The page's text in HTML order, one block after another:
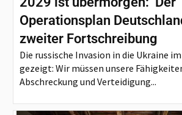
Operationsplan
zweiter Fortschreibung
Die russische Invasion in die Ukraine
gezeigt: Wir müssen unsere
Abschreckung und Verteidigung...